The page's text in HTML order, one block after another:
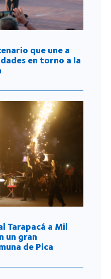
que une a
en torno a la
Tarapacá a Mil
un gran
de Pica